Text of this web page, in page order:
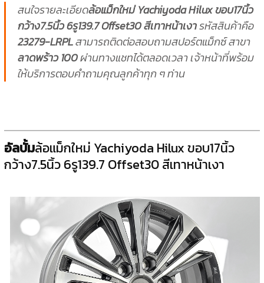
สนใจรายละเอียดล้อแม็กใหม่ Yachiyoda Hilux ขอบ17นิ้ว
กว้าง7.5นิ้ว 6รู139.7 Offset30 สีเทาหน้าเงารหัสสินค้าคือ
23279-LRPLสามารถติดต่อสอบถามสปอร์ตแม็กซ์ สาขา
ลาดพร้าว 100ผ่านทางแชทได้ตลอดเวลา เจ้าหน้าที่พร้อม
ให้บริการตอบคำถามคุณลูกค้าทุก ๆ ท่าน
อัลบั้มล้อแม็กใหม่ Yachiyoda Hilux ขอบ17นิ้ว
กว้าง7.5นิ้ว 6รู139.7 Offset30 สีเทาหน้าเงา